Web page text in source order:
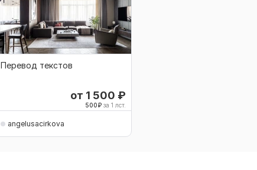
Перевод текстов
от 1 500 ₽
500₽ за 1 лст.
angelusacirkova